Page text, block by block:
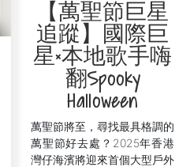
【萬聖節巨星
追蹤】國際巨
星×本地歌手嗨
翻Spooky
Halloween
萬聖節將至，尋找最具格調的
萬聖節好去處？2025年香港
灣仔海濱將迎來首個大型戶外